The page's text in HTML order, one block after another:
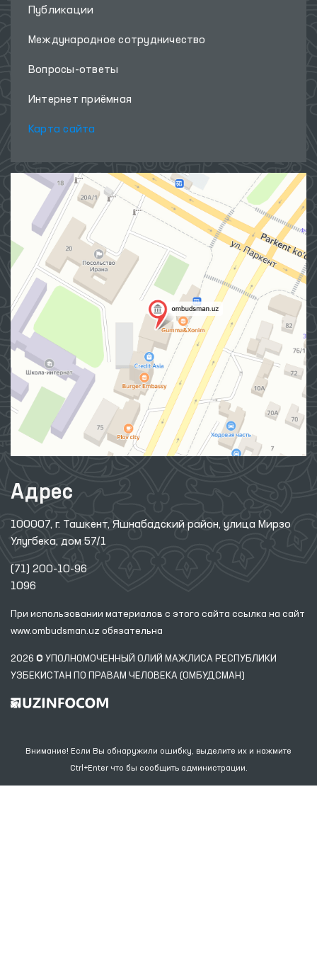
Публикации
Международное сотрудничество
Вопросы-ответы
Интернет приёмная
Карта сайта
Адрес
100007, г. Ташкент, Яшнабадский район, улица Мирзо
Улугбека, дом 57/1
(71) 200-10-96
1096
При использовании материалов с этого сайта ссылка на сайт
www.ombudsman.uz обязательна
2026 © УПОЛНОМОЧЕННЫЙ ОЛИЙ МАЖЛИСА РЕСПУБЛИКИ
УЗБЕКИСТАН ПО ПРАВАМ ЧЕЛОВЕКА (ОМБУДСМАН)
Внимание! Если Вы обнаружили ошибку, выделите их и нажмите
Ctrl+Enter что бы сообщить администрации.